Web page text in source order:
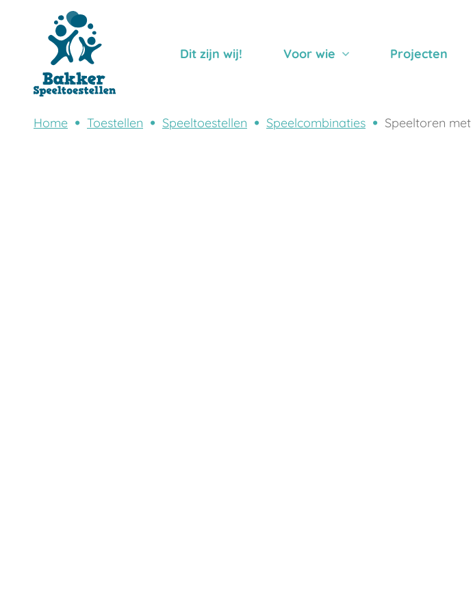
Dit zijn wij! Voor wie Projecten
Home Toestellen Speeltoestellen Speelcombinaties Speeltoren